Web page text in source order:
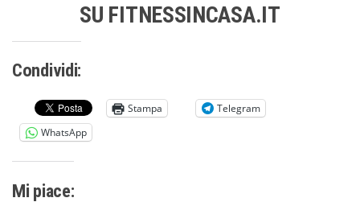
SU FITNESSINCASA.IT
Condividi:
Stampa
Telegram
WhatsApp
Mi piace: